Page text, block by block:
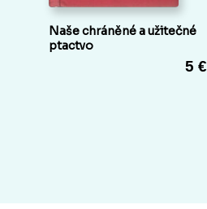
Naše chráněné a užitečné
ptactvo
5 €